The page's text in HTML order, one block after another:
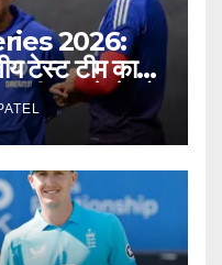
2026:
टेस्ट टीम का
नए चेहरे को